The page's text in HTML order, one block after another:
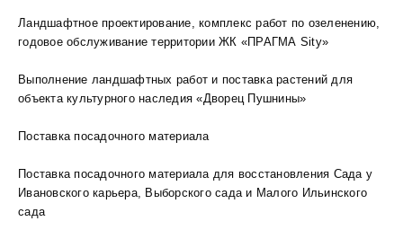
Ландшафтное проектирование, комплекс работ по озеленению,
годовое обслуживание территории ЖК «ПРАГМА Sity»
Выполнение ландшафтных работ и поставка растений для
объекта культурного наследия «Дворец Пушнины»
Поставка посадочного материала
Поставка посадочного материала для восстановления Сада у
Ивановского карьера, Выборского сада и Малого Ильинского
сада